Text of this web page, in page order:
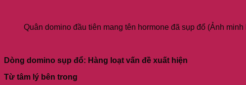
Quân domino đầu tiên mang tên hormone đã sụp đổ (Ảnh minh
Dòng domino sụp đổ: Hàng loạt vấn đề xuất hiện
Từ tâm lý bên trong